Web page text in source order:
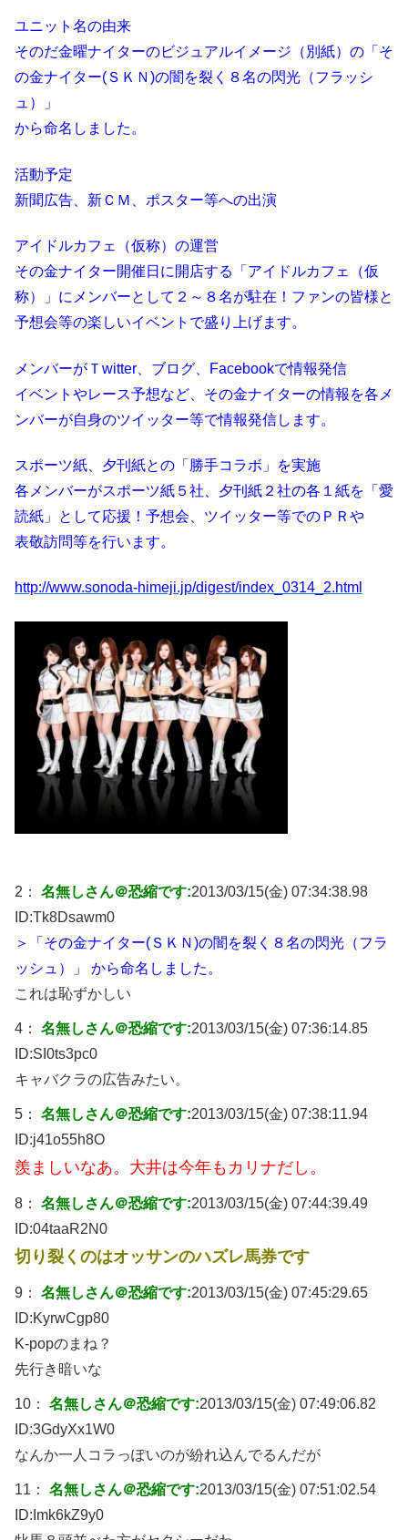
ユニット名の由来
そのだ金曜ナイターのビジュアルイメージ（別紙）の「そ
の金ナイター(ＳＫＮ)の闇を裂く８名の閃光（フラッシ
ュ）」
から命名しました。
活動予定
新聞広告、新ＣＭ、ポスター等への出演
アイドルカフェ（仮称）の運営
その金ナイター開催日に開店する「アイドルカフェ（仮
称）」にメンバーとして２～８名が駐在！ファンの皆様と
予想会等の楽しいイベントで盛り上げます。
メンバーがＴwitter、ブログ、Facebookで情報発信
イベントやレース予想など、その金ナイターの情報を各メ
ンバーが自身のツイッター等で情報発信します。
スポーツ紙、夕刊紙との「勝手コラボ」を実施
各メンバーがスポーツ紙５社、夕刊紙２社の各１紙を「愛
読紙」として応援！予想会、ツイッター等でのＰＲや
表敬訪問等を行います。
http://www.sonoda-himeji.jp/digest/index_0314_2.html
2： 名無しさん＠恐縮です:2013/03/15(金) 07:34:38.98
ID:Tk8Dsawm0
＞「その金ナイター(ＳＫＮ)の闇を裂く８名の閃光（フラ
ッシュ）」 から命名しました。
これは恥ずかしい
4： 名無しさん＠恐縮です:2013/03/15(金) 07:36:14.85
ID:SI0ts3pc0
キャバクラの広告みたい。
5： 名無しさん＠恐縮です:2013/03/15(金) 07:38:11.94
ID:j41o55h8O
羨ましいなあ。大井は今年もカリナだし。
8： 名無しさん＠恐縮です:2013/03/15(金) 07:44:39.49
ID:04taaR2N0
切り裂くのはオッサンのハズレ馬券です
9： 名無しさん＠恐縮です:2013/03/15(金) 07:45:29.65
ID:KyrwCgp80
K-popのまね？
先行き暗いな
10： 名無しさん＠恐縮です:2013/03/15(金) 07:49:06.82
ID:3GdyXx1W0
なんか一人コラっぽいのが紛れ込んでるんだが
11： 名無しさん＠恐縮です:2013/03/15(金) 07:51:02.54
ID: Imk6kZ9y0